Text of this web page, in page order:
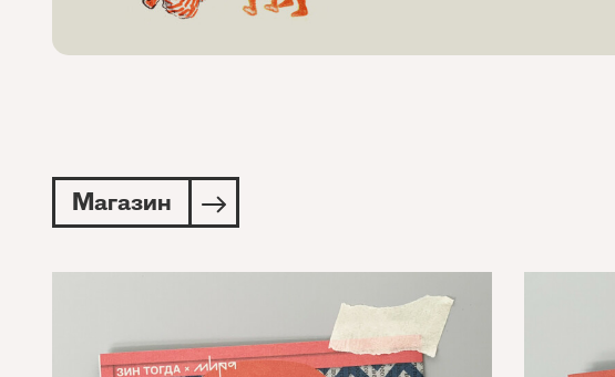
Магазин